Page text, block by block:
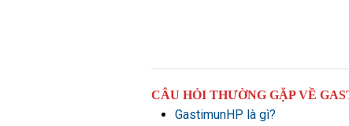
CÂU HỎI THƯỜNG GẶP VỀ
GastimunHP là gì?